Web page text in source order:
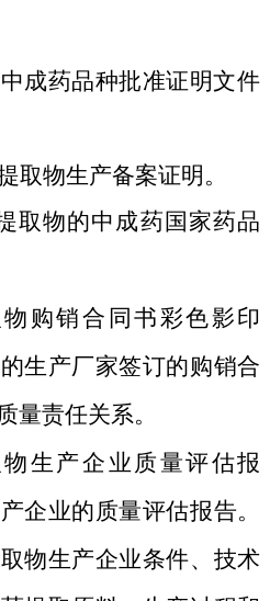
成药品种批准证明文件
物生产备案证明。
取物的中成药国家药品
物购销合同书彩色影印
生产厂家签订的购销合
量责任关系。
物生产企业质量评估报
企业的质量评估报告。
物生产企业条件、技术